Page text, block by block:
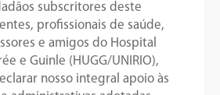
subscritores deste
profissionais de saúde,
e amigos do Hospital
e Guinle (HUGG/UNIRIO),
nosso integral apoio às